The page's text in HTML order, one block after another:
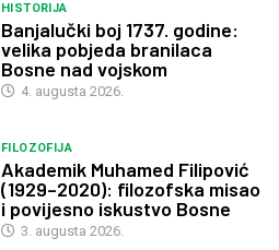
HISTORIJA
Banjalučki boj 1737. godine:
velika pobjeda branilaca
Bosne nad vojskom
4. augusta 2026.
FILOZOFIJA
Akademik Muhamed Filipović
(1929–2020): filozofska misao
i povijesno iskustvo Bosne
3. augusta 2026.